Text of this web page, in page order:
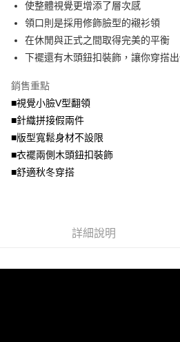
4.訂單成立30分鐘內，如未前往確認交易或
法說明評估內容。
【繳款方式說明】
1.分期款項不併入電信帳單，「大哥付你分
醒簡訊。
帳／街口支付／iPASS MONEY」等通路繳費
【注意事項】
1.本服務係由「台灣大哥大股份有限公司」
用戶於交易時，得透過本服務購買商品或服
買賣價金債權讓與本公司後，依約使用本公
資料（包含姓名、電話或地址）提供予台灣
１．簡單：不需註冊會員、不需綁卡、不需儲
２．便利：只要手機號碼，簡訊認證，即可結
３．安心：先確認商品／服務後，再付款。
【「AFTEE先享後付」結帳流程】
結帳頁面，進行簡訊認證並確認金額後，即
３．收到繳費通知簡訊後14天內，點擊此簡
ATM／網路銀行／等多元方式進行付款，方
※ 請注意：結帳手續完成當下不需立刻繳費
購買商品的店家。未經商家同意取消之訂單
後付繳納相關費用。
※ 交易是否成功請以「AFTEE先享後付 」之
１．透過由恩沛科技股份有限公司提供之「
２．關於個人資料處理事宜，請瀏覽以下網
全家取貨付款
每筆NT$70，滿NT$699(含以上)免運費
付款後全家取貨
每筆NT$70，滿NT$699(含以上)免運費
7-11取貨付款
每筆NT$70，滿NT$799(含以上)免運費
付款後7-11取貨
每筆NT$100，滿NT$1,000(含以上)免
使整體視覺更增添了層次感
領口則是採用修飾臉型的襯衫領
在休閒與正式之間取得完美的平衡
下襬還有木頭鈕扣裝飾，讓你穿搭
銷售重點
■視覺小臉V型翻領
■針織拼接假兩件
■版型寬鬆身材不設限
■衣襬兩側木頭鈕扣裝飾
■舒適秋冬穿搭
詳細說明